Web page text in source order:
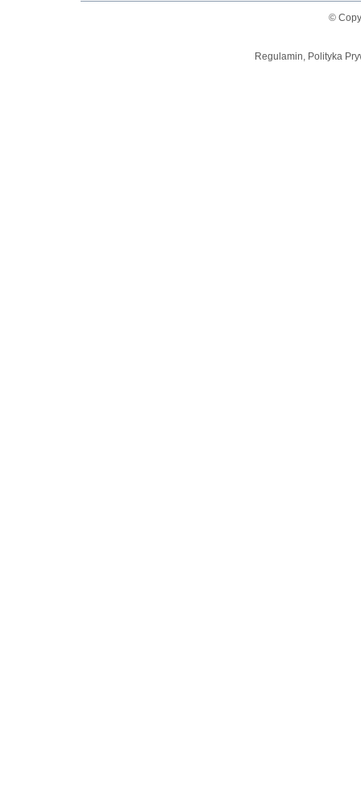
©
Regulamin, Polityka